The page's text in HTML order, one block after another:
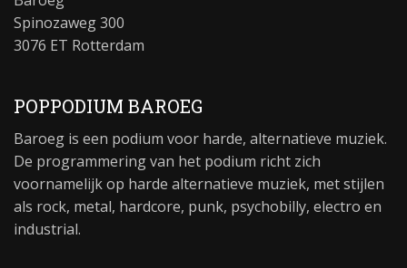
Spinozaweg 300
3076 ET Rotterdam
POPPODIUM BAROEG
Baroeg is een podium voor harde, alternatieve muziek.
De programmering van het podium richt zich
voornamelijk op harde alternatieve muziek, met stijlen
als rock, metal, hardcore, punk, psychobilly, electro en
industrial.